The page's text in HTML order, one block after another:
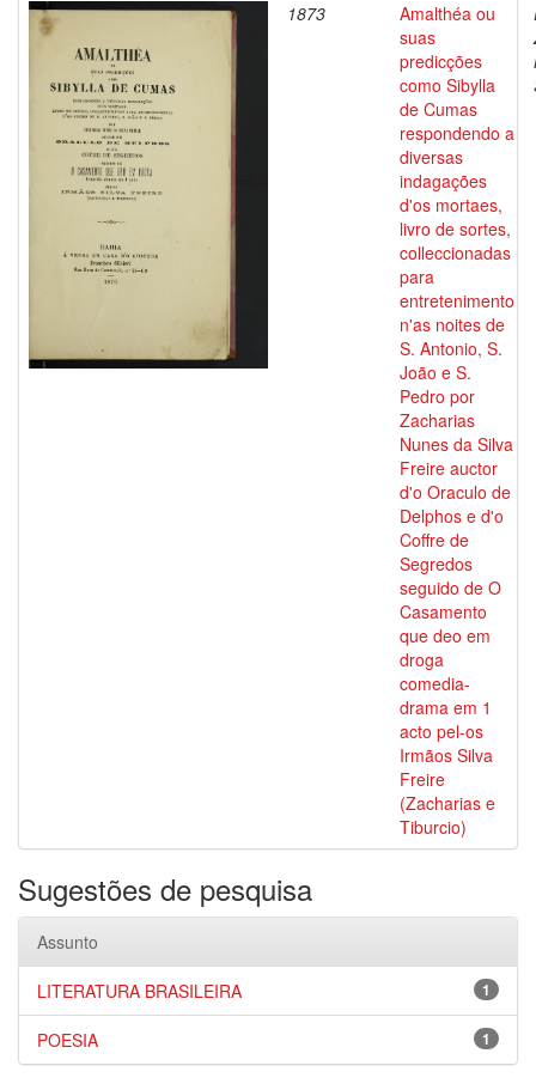
1873
Amalthéa ou
suas
predicções
como Sibylla
de Cumas
respondendo a
diversas
indagações
d'os mortaes,
livro de sortes,
colleccionadas
para
entretenimento
n'as noites de
S. Antonio, S.
João e S.
Pedro por
Zacharias
Nunes da Silva
Freire auctor
d'o Oraculo de
Delphos e d'o
Coffre de
Segredos
seguido de O
Casamento
que deo em
droga
comedia-
drama em 1
acto pel-os
Irmãos Silva
Freire
(Zacharias e
Tiburcio)
Sugestões de pesquisa
Assunto
1
LITERATURA BRASILEIRA
1
POESIA